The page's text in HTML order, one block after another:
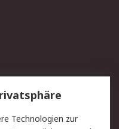
Technologien zur